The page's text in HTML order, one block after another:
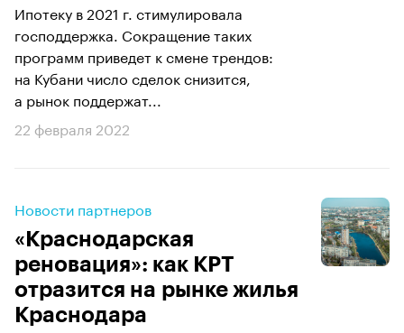
Ипотеку в 2021 г. стимулировала
господдержка. Сокращение таких
программ приведет к смене трендов:
на Кубани число сделок снизится,
а рынок поддержат...
22 февраля 2022
Новости партнеров
«Краснодарская
реновация»: как КРТ
отразится на рынке жилья
Краснодара